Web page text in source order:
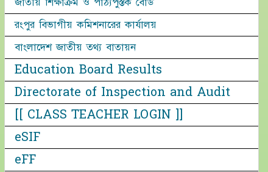
রংপুর বিভাগীয় কমিশনারের কার্যালয়
বাংলাদেশ জাতীয় তথ্য বাতায়ন
Education Board Results
Directorate of Inspection and Audit
[[ CLASS TEACHER LOGIN ]]
eSIF
eFF